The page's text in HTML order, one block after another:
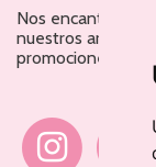
Nos encanta
nuestros artículos
promociones!